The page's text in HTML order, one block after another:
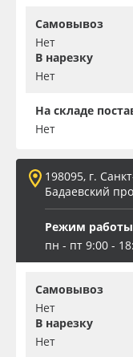
Самовывоз
Нет
В нарезку
Нет
На складе
Нет
198095, г.
Бадаевский
Режим работы
пн - пт 9:00 -
Самовывоз
Нет
В нарезку
Нет